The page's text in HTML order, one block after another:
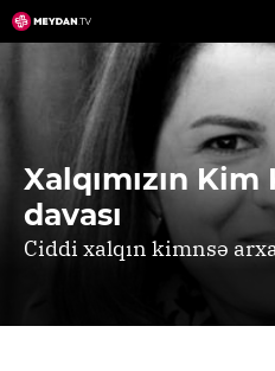
Skip
to
Xalqımızın
davası
Ciddi xalqın kimnsə